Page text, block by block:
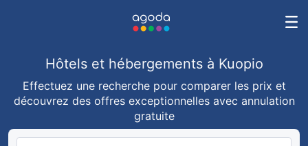
Hôtels et hébergements à Kuopio
Effectuez une recherche pour comparer les prix et
découvrez des offres exceptionnelles avec annulation
gratuite